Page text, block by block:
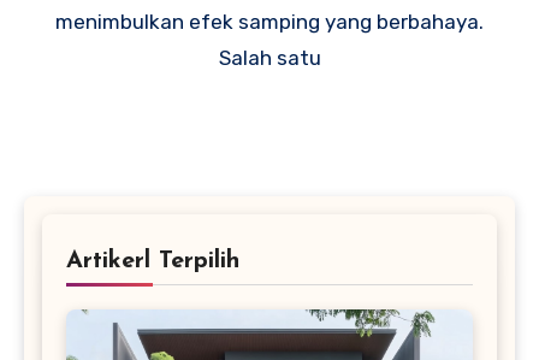
menimbulkan efek samping yang berbahaya.
Salah satu
Artikerl Terpilih